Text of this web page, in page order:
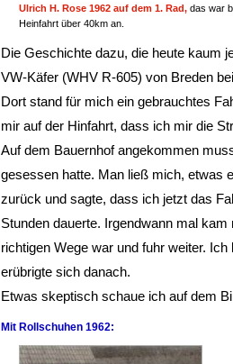
Ulrich H. Rose 1962 auf dem 1. Rad, das war
Heinfahrt über 40km an.
Die Geschichte dazu, die heute kaum
VW-Käfer (WHV R-605) von Breden
Dort stand für mich ein gebrauchtes
mir auf der Hinfahrt, dass ich mir die
Auf dem Bauernhof angekommen
gesessen hatte. Man ließ mich, etwas
zurück und sagte, dass ich jetzt das
Stunden dauerte. Irgendwann mal
richtigen Wege war und fuhr weiter.
erübrigte sich danach.
Etwas skeptisch schaue ich auf dem
Mit Rollschuhen 1962: